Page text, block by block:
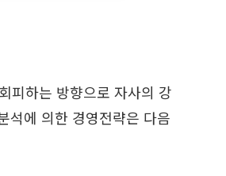
피하는 방향으로 자사의 강
석에 의한 경영전략은 다음